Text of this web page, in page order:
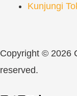
Kunjungi
Copyright © 2026
reserved.